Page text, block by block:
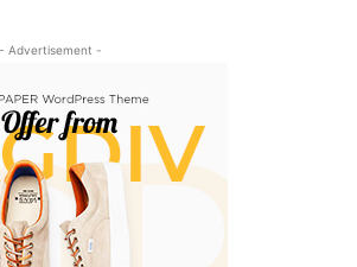
- Advertisement -